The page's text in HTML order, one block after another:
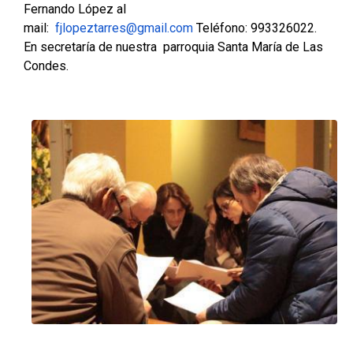
Fernando López al
mail: fjlopeztarres@gmail.com Teléfono: 993326022.
En secretaría de nuestra parroquia Santa María de Las
Condes.